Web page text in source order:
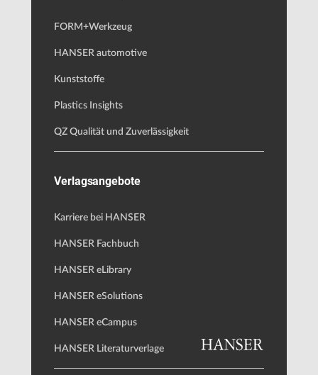
FORM+Werkzeug
HANSER automotive
Kunststoffe
Plastics Insights
QZ Qualität und Zuverlässigkeit
Verlagsangebote
Karriere bei HANSER
HANSER Fachbuch
HANSER eLibrary
HANSER eSolutions
HANSER eCampus
HANSER Literaturverlage